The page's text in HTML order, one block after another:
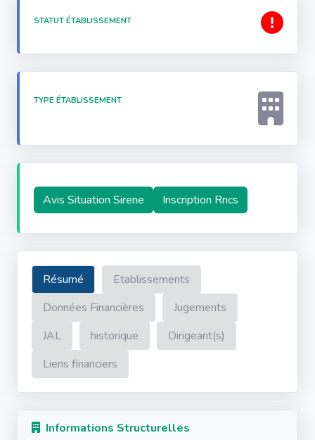
STATUT ÉTABLISSEMENT
TYPE ÉTABLISSEMENT
Avis Situation Sirene Inscription Rncs
Résumé
Etablissements
Données Financières
Jugements
JAL
historique
Dirigeant(s)
Liens financiers
Informations Structurelles